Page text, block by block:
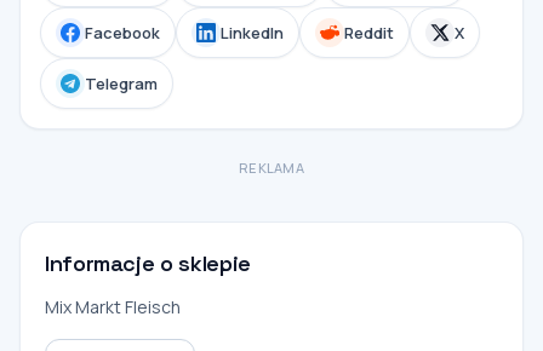
Facebook LinkedIn Reddit X
Telegram
REKLAMA
Informacje o sklepie
Mix Markt Fleisch